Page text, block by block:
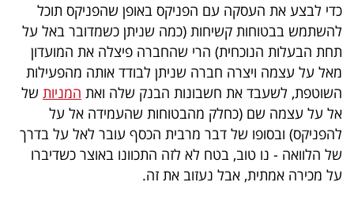
דרושים
ניוזלטרים
מייל
כדי לבצע את העסקה עם הפניקס באופן שהפניקס תוכל
להשתמש בבטוחות קשיחות (כמה שניתן כשמדובר באל על
תחת הבעלות הנוכחית) הרי שהחברה פיצלה את המועדון
מאל על עצמה ויצרה חברה שניתן לבודד אותה מהפעילות
השוטפת, לשעבד את חשבונות הבנק שלה ואת המניות של
אל על עצמה שם (כחלק מהבטוחות שהעמידה אל על
להפניקס) ובסופו של דבר מרבית הכסף עובר לאל על בדרך
של הלוואה - נו טוב, בטח לא לזה התכוונו באוצר כשדיברו
על מכירה אמתית, אבל נעזוב את זה.